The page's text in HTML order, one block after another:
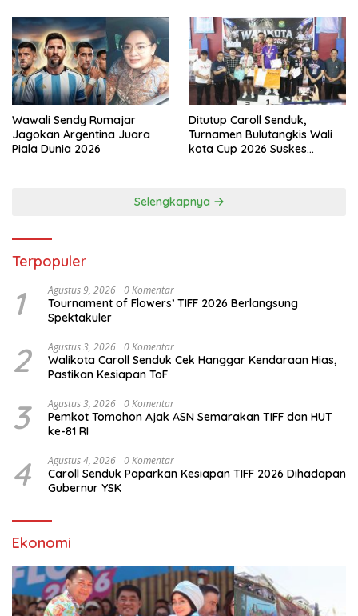
Wawali Sendy Rumajar
Jagokan Argentina Juara
Piala Dunia 2026
Ditutup Caroll Senduk,
Turnamen Bulutangkis Wali
kota Cup 2026 Suskes
Selengkapnya
Terpopuler
1 Agustus 9, 2026 0 Komentar
Tournament of Flowers’ TIFF 2026 Berlangsung
Spektakuler
2 Agustus 3, 2026 0 Komentar
Walikota Caroll Senduk Cek Hanggar Kendaraan Hias,
Pastikan Kesiapan ToF
3 Agustus 3, 2026 0 Komentar
Pemkot Tomohon Ajak ASN Semarakan TIFF dan HUT
ke-81 RI
4 Agustus 4, 2026 0 Komentar
Caroll Senduk Paparkan Kesiapan TIFF 2026 Dihadapan
Gubernur YSK
Ekonomi